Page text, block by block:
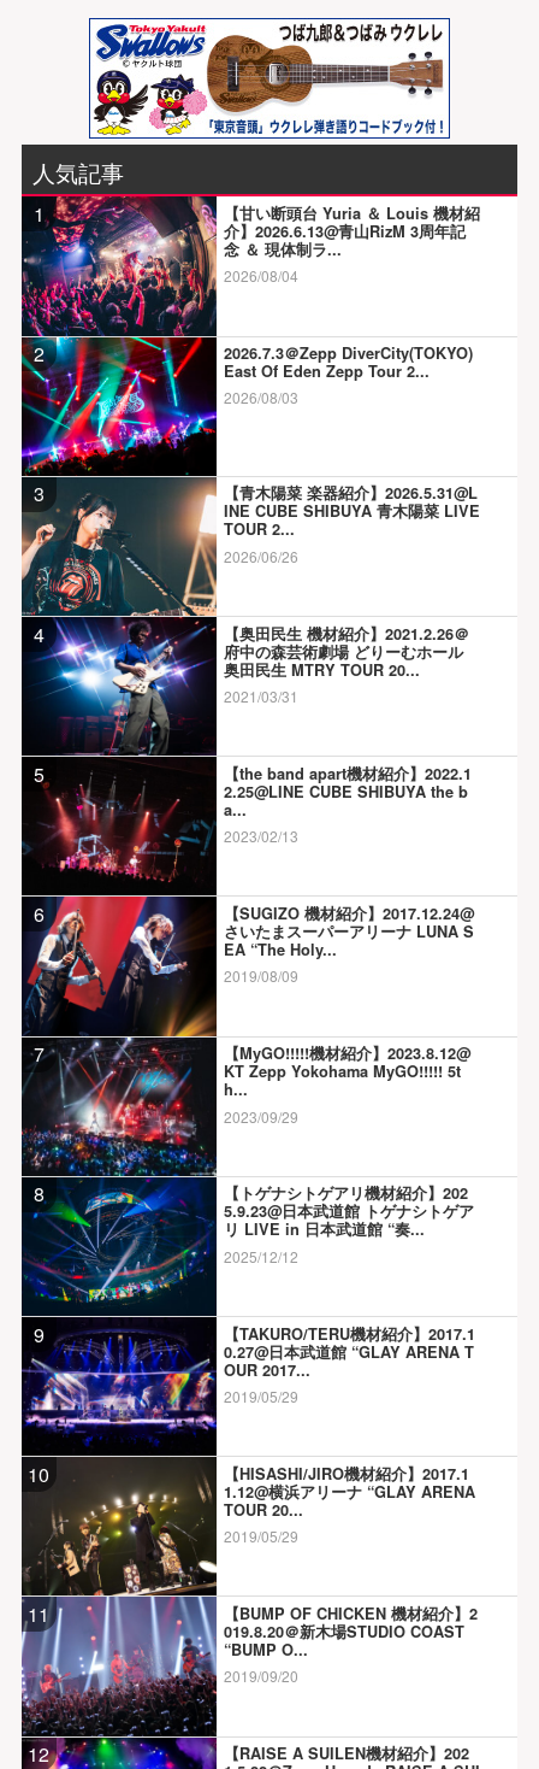
人気記事
1
【甘い断頭台 Yuria ＆ Louis 機材紹
介】2026.6.13@青山RizM 3周年記
念 ＆ 現体制ラ...
2026/08/04
2
2026.7.3＠Zepp DiverCity(TOKYO)
East Of Eden Zepp Tour 2...
2026/08/03
3
【青木陽菜 楽器紹介】2026.5.31@L
INE CUBE SHIBUYA 青木陽菜 LIVE
TOUR 2...
2026/06/26
4
【奥田民生 機材紹介】2021.2.26＠
府中の森芸術劇場 どりーむホール
奥田民生 MTRY TOUR 20...
2021/03/31
5
【the band apart機材紹介】2022.1
2.25@LINE CUBE SHIBUYA the b
a...
2023/02/13
6
【SUGIZO 機材紹介】2017.12.24@
さいたまスーパーアリーナ LUNA S
EA “The Holy...
2019/08/09
7
【MyGO!!!!!機材紹介】2023.8.12@
KT Zepp Yokohama MyGO!!!!! 5t
h...
2023/09/29
8
【トゲナシトゲアリ機材紹介】202
5.9.23@日本武道館 トゲナシトゲア
リ LIVE in 日本武道館 “奏...
2025/12/12
9
【TAKURO/TERU機材紹介】2017.1
0.27@日本武道館 “GLAY ARENA T
OUR 2017...
2019/05/29
10
【HISASHI/JIRO機材紹介】2017.1
1.12@横浜アリーナ “GLAY ARENA
TOUR 20...
2019/05/29
11
【BUMP OF CHICKEN 機材紹介】2
019.8.20＠新木場STUDIO COAST
“BUMP O...
2019/09/20
12
【RAISE A SUILEN機材紹介】202